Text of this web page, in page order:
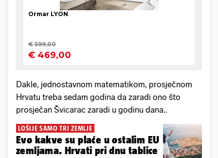
Dakle, jednostavnom matematikom, prosječnom
Hrvatu treba sedam godina da zaradi ono što
prosječan Švicarac zaradi u godinu dana..
LOŠIJE SAMO TRI ZEMLJE
Evo kakve su plaće u ostalim EU
zemljama. Hrvati pri dnu tablice